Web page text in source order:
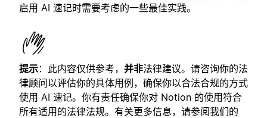
启用 AI 速记时需要考虑的一些最佳实践。
提示：此内容仅供参考， 并非法律建议。请咨询你的法
律顾问以评估你的具体用例，确保你以合法合规的方式
使用 AI 速记。你有责任确保你对 Notion 的使用符合
所有适用的法律法规。有关更多信息，请参阅我们的